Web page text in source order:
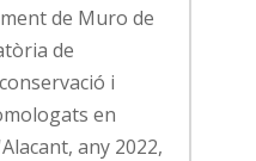
de Muro de
de
i
en
any 2022,